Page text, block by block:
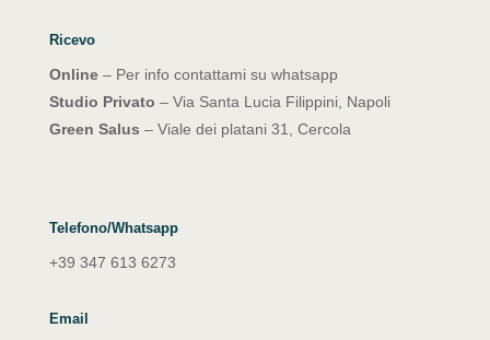
Ricevo
Online– Per info contattami su whatsapp
Studio Privato – Via Santa Lucia Filippini, Napoli
Green Salus – Viale dei platani 31, Cercola
Telefono/Whatsapp
+39 347 613 6273
Email